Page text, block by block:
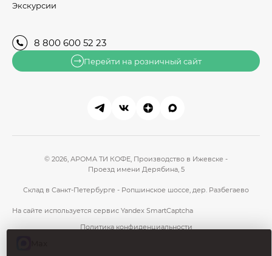
Экскурсии
8 800 600 52 23
Перейти на розничный сайт
© 2026, АРОМА ТИ КОФЕ, Производство в Ижевске -
Проезд имени Дерябина, 5
Склад в Санкт-Петербурге - Ропшинское шоссе, дер. Разбегаево
На сайте используется сервис Yandex SmartCaptcha
Политика конфиденциальности